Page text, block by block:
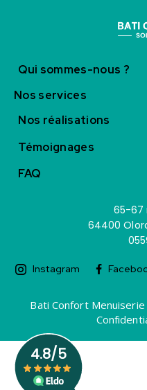
Qui sommes-nous ?
Nos services
Nos réalisations
Témoignages
FAQ
65-67
64400
Instagram
Bati Confort